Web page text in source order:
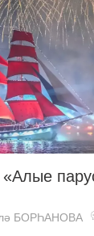
БОРҺАНОВА